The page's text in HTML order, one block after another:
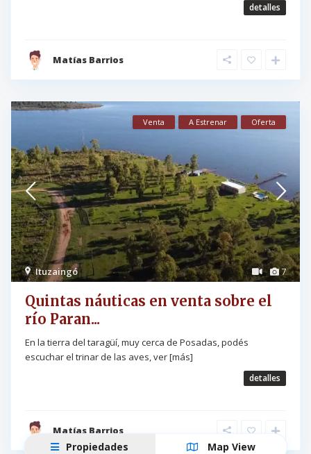
detalles
Matías Barrios
7
Ituzaingó
Venta A Estrenar Oferta
Quintas náuticas en venta sobre el
río Paran...
En la tierra del taragüí, muy cerca de Posadas, podés
escuchar el trinar de las aves, ver[más]
detalles
Matías Barrios
Propiedades Map View